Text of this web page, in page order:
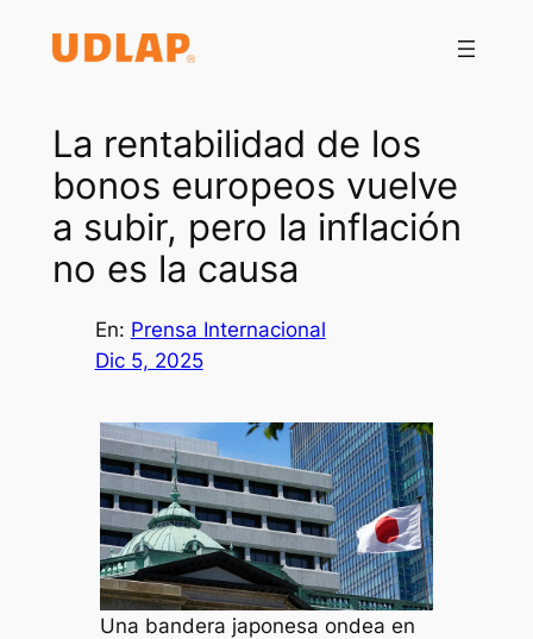
La rentabilidad de los
bonos europeos vuelve
a subir, pero la inflación
no es la causa
En: Prensa Internacional
Dic 5, 2025
Una bandera japonesa ondea en